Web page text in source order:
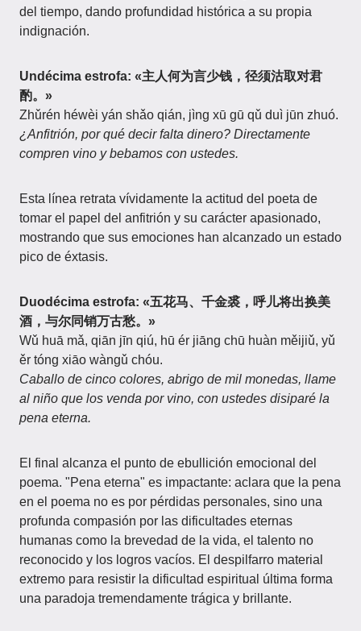
del tiempo, dando profundidad histórica a su propia
indignación.
Undécima estrofa: «主人何为言少钱，径须沽取对君
酌。»
Zhǔrén héwèi yán shǎo qián, jìng xū gū qǔ duì jūn zhuó.
¿Anfitrión, por qué decir falta dinero? Directamente
compren vino y bebamos con ustedes.
Esta línea retrata vívidamente la actitud del poeta de
tomar el papel del anfitrión y su carácter apasionado,
mostrando que sus emociones han alcanzado un estado
pico de éxtasis.
Duodécima estrofa: «五花马、千金裘，呼儿将出换美
酒，与尔同销万古愁。»
Wǔ huā mǎ, qiān jīn qiú, hū ér jiāng chū huàn měijiǔ, yǔ
ěr tóng xiāo wàngǔ chóu.
Caballo de cinco colores, abrigo de mil monedas, llame
al niño que los venda por vino, con ustedes disiparé la
pena eterna.
El final alcanza el punto de ebullición emocional del
poema. "Pena eterna" es impactante: aclara que la pena
en el poema no es por pérdidas personales, sino una
profunda compasión por las dificultades eternas
humanas como la brevedad de la vida, el talento no
reconocido y los logros vacíos. El despilfarro material
extremo para resistir la dificultad espiritual última forma
una paradoja tremendamente trágica y brillante.